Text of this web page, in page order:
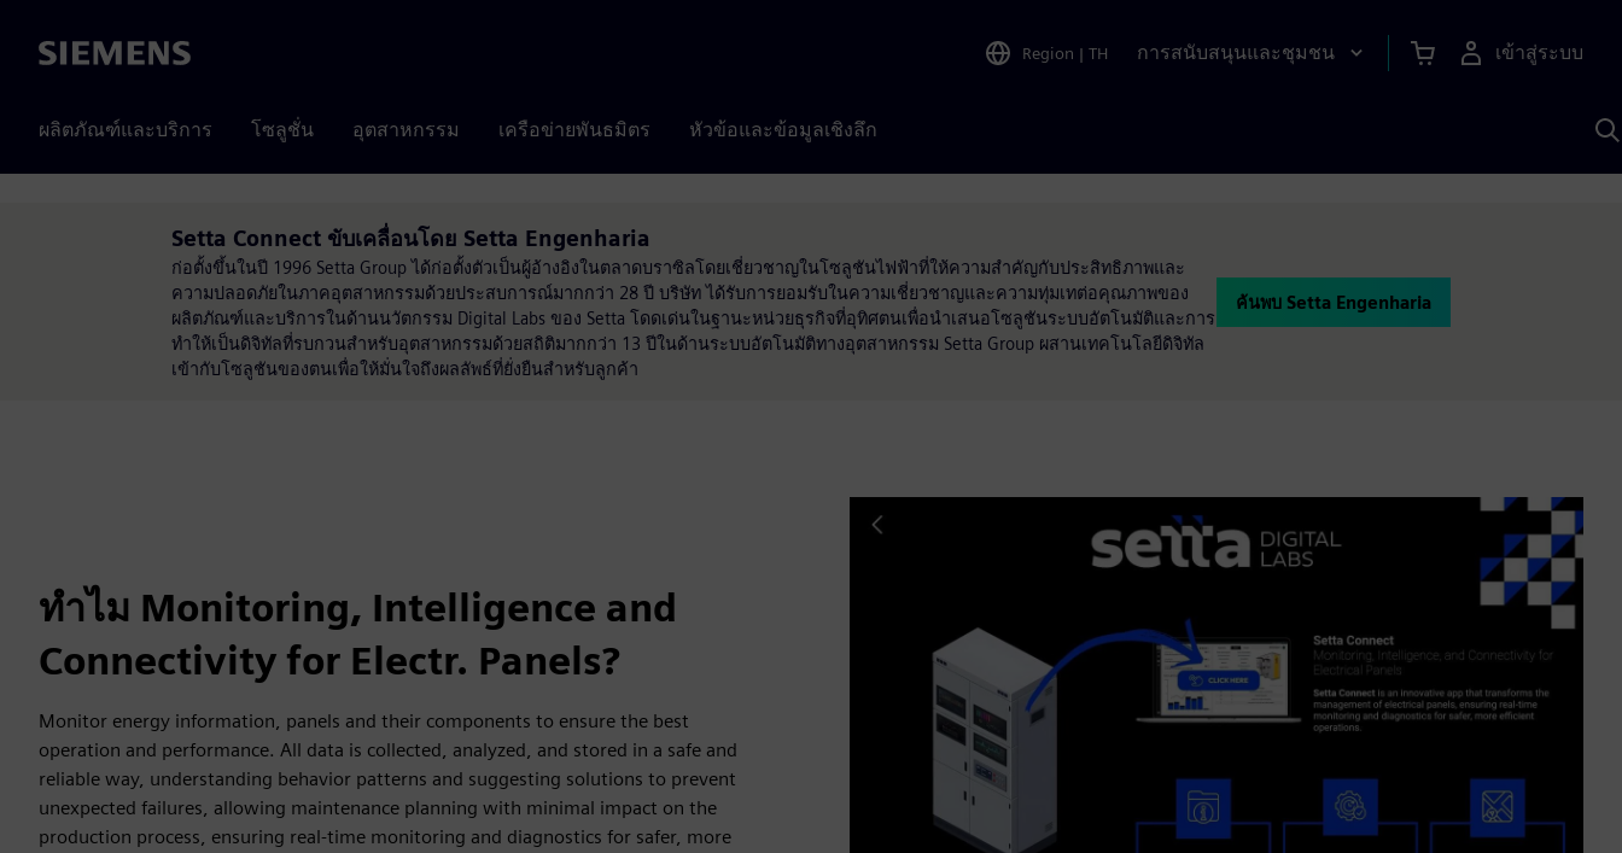
Siemens Region | TH การสนับสนุนและชุมชน เข้าสู่ระบบ
ผลิตภัณฑ์และบริการ โซลูชั่น อุตสาหกรรม เครือข่ายพันธมิตร หัวข้อและข้อมูลเชิงลึก
Setta Connect ขับเคลื่อนโดย Setta Engenharia
ก่อตั้งขึ้นในปี 1996 Setta Group ได้ก่อตั้งตัวเป็นผู้อ้างอิงในตลาดบราซิลโดยเชี่ยวชาญในโซลูชันไฟฟ้าที่ให้ความสำคัญกับประสิทธิภาพและ
ความปลอดภัยในภาคอุตสาหกรรมด้วยประสบการณ์มากกว่า 28 ปี บริษัท ได้รับการยอมรับในความเชี่ยวชาญและความทุ่มเทต่อคุณภาพของ
ผลิตภัณฑ์และบริการในด้านนวัตกรรม Digital Labs ของ Setta โดดเด่นในฐานะหน่วยธุรกิจที่อุทิศตนเพื่อนำเสนอโซลูชันระบบอัตโนมัติและการ
ทำให้เป็นดิจิทัลที่รบกวนสำหรับอุตสาหกรรมด้วยสถิติมากกว่า 13 ปีในด้านระบบอัตโนมัติทางอุตสาหกรรม Setta Group ผสานเทคโนโลยีดิจิทัล
เข้ากับโซลูชันของตนเพื่อให้มั่นใจถึงผลลัพธ์ที่ยั่งยืนสำหรับลูกค้า
ค้นพบ Setta Engenharia
ทำไม Monitoring, Intelligence and
Connectivity for Electr. Panels?
Monitor energy information, panels and their components to ensure the best
operation and performance. All data is collected, analyzed, and stored in a safe and
reliable way, understanding behavior patterns and suggesting solutions to prevent
unexpected failures, allowing maintenance planning with minimal impact on the
production process, ensuring real-time monitoring and diagnostics for safer, more